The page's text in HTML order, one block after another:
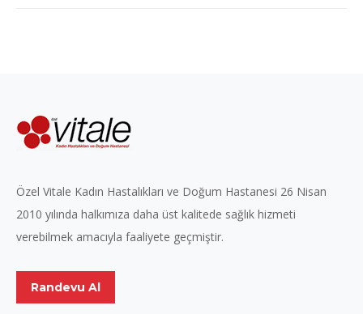
Özel Vitale Kadın Hastalıkları ve Doğum Hastanesi 26 Nisan
2010 yılında halkımıza daha üst kalitede sağlık hizmeti
verebilmek amacıyla faaliyete geçmiştir.
Randevu Al